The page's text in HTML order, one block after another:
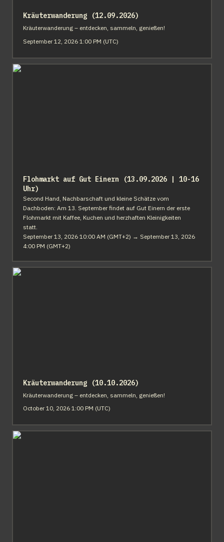
Kräuterwanderung (12.09.2026)
Kräuterwanderung – entdecken, sammeln, genießen!
September 12, 2026 1:00 PM (UTC)
Flohmarkt auf Gut Einern (13.09.2026 | 10-16 Uhr)
Flohmarkt auf Gut Einern (13.09.2026 | 10-16
Uhr)
Second Hand, Nachbarschaft und kleine Schätze vom
Dachboden: Am 13. September findet auf Gut Einern der erste
Flohmarkt mit Kaffee, Kuchen und herzhaften Kleinigkeiten
statt.
September 13, 2026 10:00 AM (GMT+2) → September 13, 2026
4:00 PM (GMT+2)
Kräuterwanderung (10.10.2026)
Kräuterwanderung (10.10.2026)
Kräuterwanderung – entdecken, sammeln, genießen!
October 10, 2026 1:00 PM (UTC)
Kräuterwanderung (14.11.2026)